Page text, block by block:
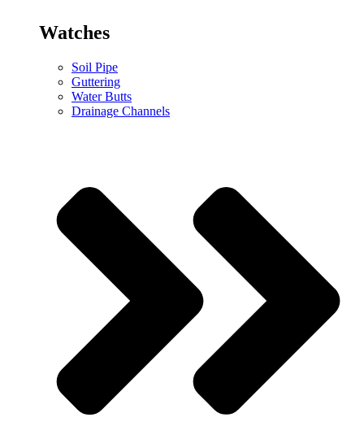
Watches
Soil Pipe
Guttering
Water Butts
Drainage Channels